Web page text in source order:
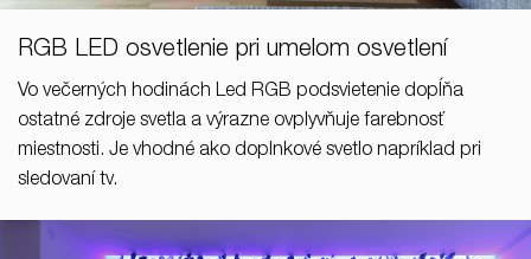
RGB LED osvetlenie pri umelom osvetlení
Vo večerných hodinách Led RGB podsvietenie dopĺňa
ostatné zdroje svetla a výrazne ovplyvňuje farebnosť
miestnosti. Je vhodné ako doplnkové svetlo napríklad pri
sledovaní tv.